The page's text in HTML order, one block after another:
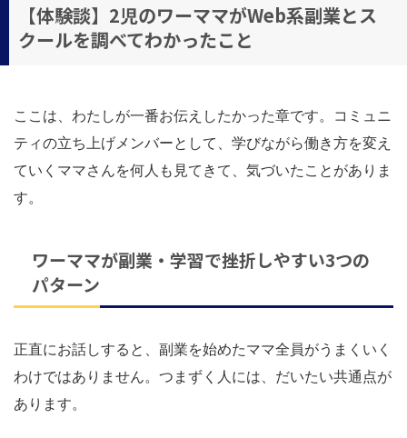
【体験談】2児のワーママがWeb系副業とス
クールを調べてわかったこと
ここは、わたしが一番お伝えしたかった章です。コミュニ
ティの立ち上げメンバーとして、学びながら働き方を変え
ていくママさんを何人も見てきて、気づいたことがありま
す。
ワーママが副業・学習で挫折しやすい3つの
パターン
正直にお話しすると、副業を始めたママ全員がうまくいく
わけではありません。つまずく人には、だいたい共通点が
あります。